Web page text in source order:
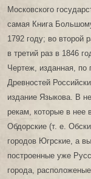
Московского
самая Книга
1792 году; во второй
в третий раз в 1846
Чертеж, изданная,
Древностей
издание Языкова. В
рекам, которые в нее
Обдорские (т. е.
городов Югрские, а
построенные уже
города,